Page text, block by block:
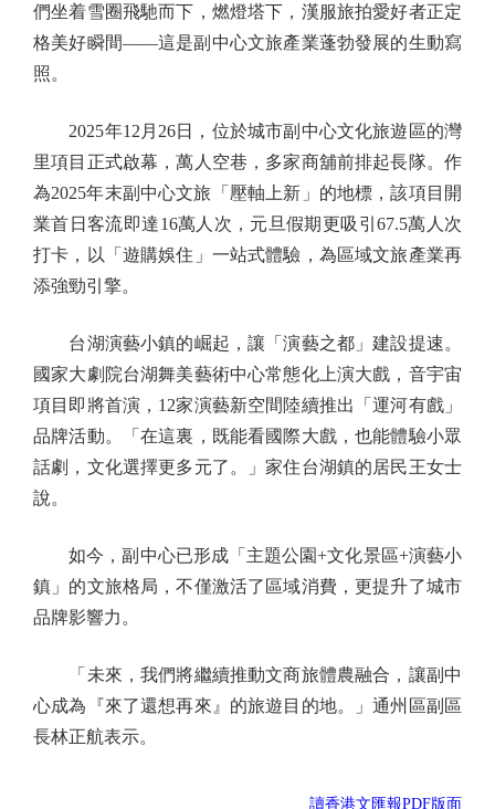
們坐着雪圈飛馳而下，燃燈塔下，漢服旅拍愛好者正定
格美好瞬間——這是副中心文旅產業蓬勃發展的生動寫
照。
2025年12月26日，位於城市副中心文化旅遊區的灣
里項目正式啟幕，萬人空巷，多家商舖前排起長隊。作
為2025年末副中心文旅「壓軸上新」的地標，該項目開
業首日客流即達16萬人次，元旦假期更吸引67.5萬人次
打卡，以「遊購娛住」一站式體驗，為區域文旅產業再
添強勁引擎。
台湖演藝小鎮的崛起，讓「演藝之都」建設提速。
國家大劇院台湖舞美藝術中心常態化上演大戲，音宇宙
項目即將首演，12家演藝新空間陸續推出「運河有戲」
品牌活動。「在這裏，既能看國際大戲，也能體驗小眾
話劇，文化選擇更多元了。」家住台湖鎮的居民王女士
說。
如今，副中心已形成「主題公園+文化景區+演藝小
鎮」的文旅格局，不僅激活了區域消費，更提升了城市
品牌影響力。
「未來，我們將繼續推動文商旅體農融合，讓副中
心成為『來了還想再來』的旅遊目的地。」通州區副區
長林正航表示。
讀香港文匯報PDF版面